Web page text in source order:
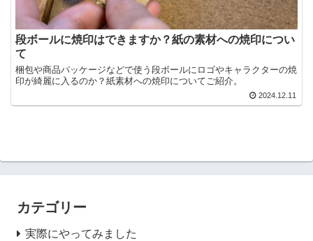
段ボールに焼印はできますか？紙の素材への焼印につい
て
梱包や商品パッケージなどで使う段ボールにロゴやキャラクターの焼
印が綺麗に入るのか？紙素材への焼印についてご紹介。
2024.12.11
カテゴリー
実際にやってみました